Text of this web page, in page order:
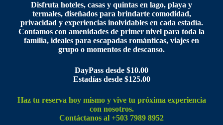
Disfruta hoteles, casas y quintas en lago, playa y
termales, diseñados para brindarte comodidad,
privacidad y experiencias inolvidables en cada estadía.
Contamos con amenidades de primer nivel para toda la
familia, ideales para escapadas románticas, viajes en
grupo o momentos de descanso.
DayPass desde $10.00
Estadías desde $125.00
Haz tu reserva hoy mismo y vive tu próxima experiencia
con nosotros.
Contáctanos al +503 7989 8952